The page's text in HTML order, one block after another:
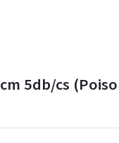
5db/cs